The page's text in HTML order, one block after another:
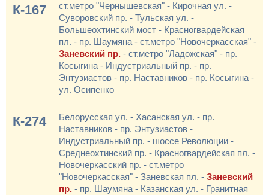
К-167
ст.метро "Чернышевская" - Кирочная ул. -
Суворовский пр. - Тульская ул. -
Большеохтинский мост - Красногвардейская
пл. - пр. Шаумяна - ст.метро "Новочеркасская" -
Заневский пр. - ст.метро "Ладожская" - пр.
Косыгина - Индустриальный пр. - пр.
Энтузиастов - пр. Наставников - пр. Косыгина -
ул. Осипенко
К-274
Белорусская ул. - Хасанская ул. - пр.
Наставников - пр. Энтузиастов -
Индустриальный пр. - шоссе Революции -
Среднеохтинский пр. - Красногвардейская пл. -
Новочеркасский пр. - ст.метро
"Новочеркасская" - Заневская пл. - Заневский
пр. - пр. Шаумяна - Казанская ул. - Гранитная